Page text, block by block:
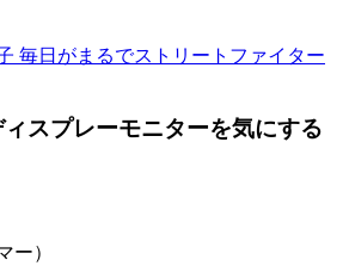
毎日がまるでストリートファイター
スプレーモニターを気にする
ー）